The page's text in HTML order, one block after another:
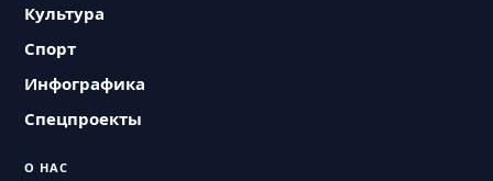
Культура
Спорт
Инфографика
Спецпроекты
О НАС